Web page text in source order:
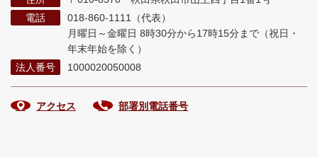
電話
018-860-1111（代表）
月曜日～金曜日 8時30分から17時15分まで （祝日・
年末年始を除く）
法人番号
1000020050008
アクセス 部署別電話番号